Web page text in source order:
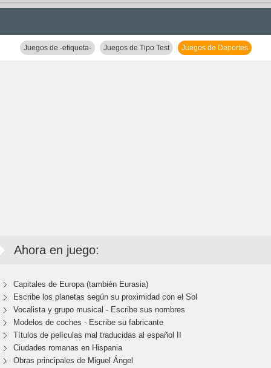
Juegos de -etiqueta- Juegos de Tipo Test Juegos de Deportes
Ahora en juego:
Capitales de Europa (también Eurasia)
Escribe los planetas según su proximidad con el Sol
Vocalista y grupo musical - Escribe sus nombres
Modelos de coches - Escribe su fabricante
Títulos de películas mal traducidas al español II
Ciudades romanas en Hispania
Obras principales de Miguel Ángel